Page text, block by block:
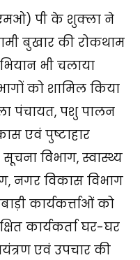
पी के शुक्ला ने
बुखार की रोकथाम
भी चलाया
को शामिल किया
पंचायत, पशु पालन
एवं पुष्टाहार
सूचना विभाग, स्वास्थ्य
नगर विकास विभाग
कार्यकर्त्ताओं को
कार्यकर्ता घर-घर
एवं उपचार की